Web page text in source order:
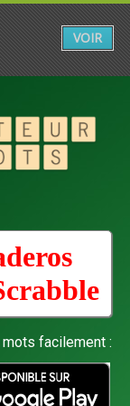
facilement :
VOIR